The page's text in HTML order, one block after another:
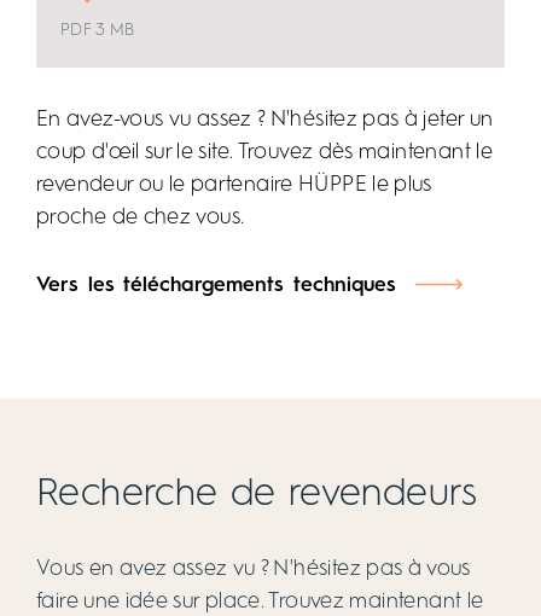
PDF 3 MB
En avez-vous vu assez ? N'hésitez pas à jeter un
coup d'œil sur le site. Trouvez dès maintenant le
revendeur ou le partenaire HÜPPE le plus
proche de chez vous.
Vers les téléchargements techniques
Recherche de revendeurs
Vous en avez assez vu ? N'hésitez pas à vous
faire une idée sur place. Trouvez maintenant le